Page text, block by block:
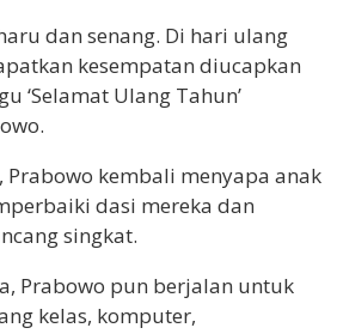
dan senang. Di hari ulang
kesempatan diucapkan
‘Selamat Ulang Tahun’
Prabowo kembali menyapa anak
dasi mereka dan
singkat.
Prabowo pun berjalan untuk
kelas, komputer,